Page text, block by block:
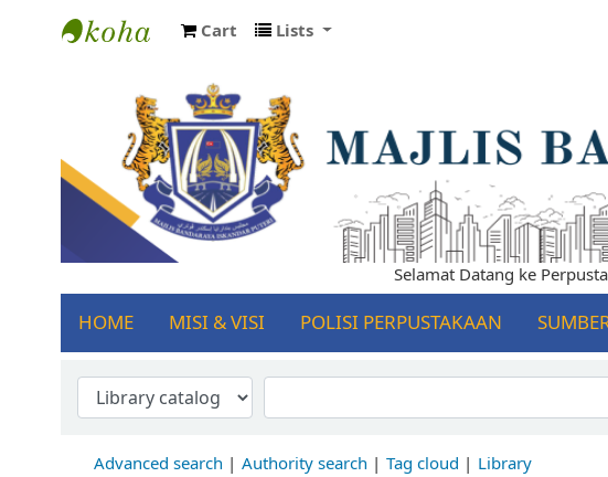
Cart Lists
Selamat Datang ke
HOME MISI & VISI POLISI PERPUSTAKAAN
Advanced search Authority search Tag cloud Library